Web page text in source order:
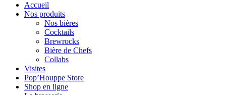
Accueil
Nos produits
Nos bières
Cocktails
Brewrocks
Bière de Chefs
Collabs
Visites
Pop’Houppe Store
Shop en ligne